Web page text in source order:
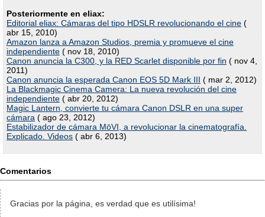
Posteriormente en eliax:
Editorial eliax: Cámaras del tipo HDSLR revolucionando el cine (
abr 15, 2010)
Amazon lanza a Amazon Studios, premia y promueve el cine
independiente ( nov 18, 2010)
Canon anuncia la C300, y la RED Scarlet disponible por fin ( nov 4,
2011)
Canon anuncia la esperada Canon EOS 5D Mark III ( mar 2, 2012)
La Blackmagic Cinema Camera: La nueva revolución del cine
independiente ( abr 20, 2012)
Magic Lantern, convierte tu cámara Canon DSLR en una super
cámara ( ago 23, 2012)
Estabilizador de cámara MōVI, a revolucionar la cinematografía.
Explicado. Videos ( abr 6, 2013)
Comentarios
Gracias por la página, es verdad que es utilísima!